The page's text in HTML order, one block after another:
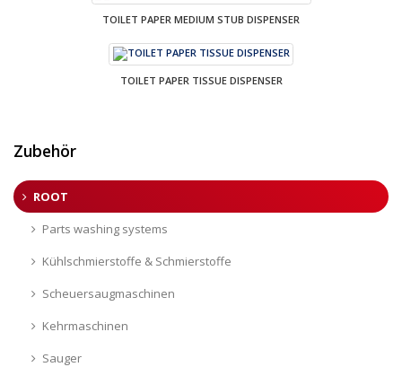
TOILET PAPER MEDIUM STUB DISPENSER
TOILET PAPER TISSUE DISPENSER
Zubehör
ROOT
Parts washing systems
Kühlschmierstoffe & Schmierstoffe
Scheuersaugmaschinen
Kehrmaschinen
Sauger